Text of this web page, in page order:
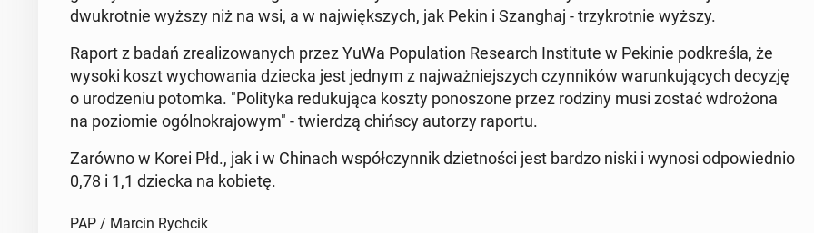
dwu­krot­nie wyższy niż na wsi, a w naj­więk­szych, jak Pekin i Szan­ghaj - trzy­krot­nie wyższy.
Raport z badań zre­ali­zo­wa­nych przez YuWa Po­pu­la­tion Re­se­arch In­sti­tu­te w Pekinie pod­kre­śla, że
wysoki koszt wy­cho­wa­nia dziecka jest jednym z naj­waż­niej­szych czyn­ni­ków wa­run­ku­ją­cych decyzję
o uro­dze­niu potomka. "Po­li­ty­ka re­du­ku­ją­ca koszty po­no­szo­ne przez rodziny musi zostać wdro­żo­na
na po­zio­mie ogól­no­kra­jo­wym" - twier­dzą chińscy autorzy raportu.
Zarówno w Korei Płd., jak i w Chinach współ­czyn­nik dziet­no­ści jest bardzo niski i wynosi od­po­wied­nio
0,78 i 1,1 dziecka na kobietę.
PAP / Marcin Rychcik